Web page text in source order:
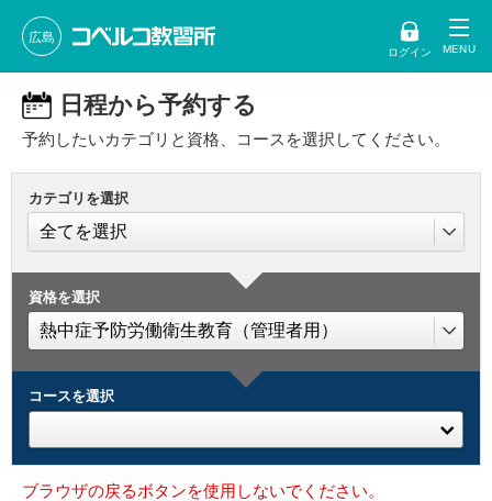
広島
ログイン
日程から予約する
予約したいカテゴリと資格、コースを選択してください。
カテゴリを選択
資格を選択
コースを選択
ブラウザの戻るボタンを使用しないでください。